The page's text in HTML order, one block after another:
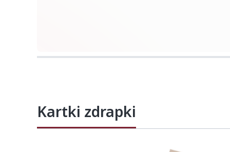
Naciśnij Enter lub spację, aby otworzyć
Kartki zdrapki